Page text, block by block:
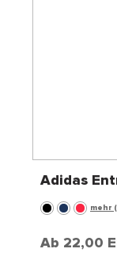
Adidas
mehr
Ab 22,00